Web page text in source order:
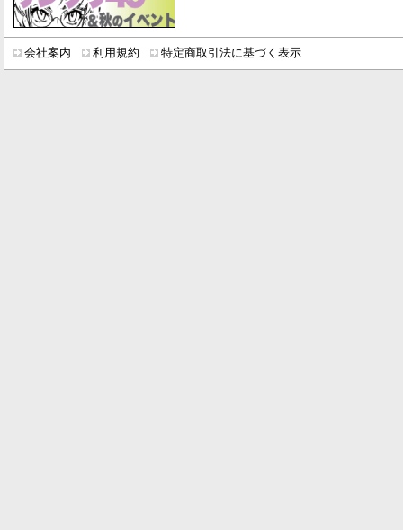
会社案内 利用規約 特定商取引法に基づく表示